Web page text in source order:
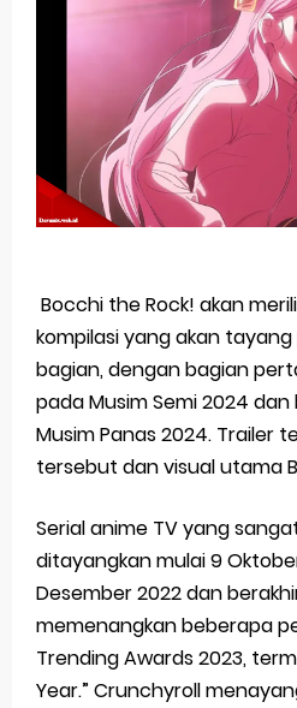
Basketball Project
Jujutsu Kaisen
The Case Book of Arne
Cosmic Princess Kaguya!
Bocchi the Rock! akan
kompilasi yang akan
bagian, dengan bagian
pada Musim Semi 2024
Musim Panas 2024. Trailer
tersebut dan visual utama
Serial anime TV yang
ditayangkan mulai 9
Desember 2022 dan
memenangkan beberapa
Trending Awards 2023,
Year.” Crunchyroll